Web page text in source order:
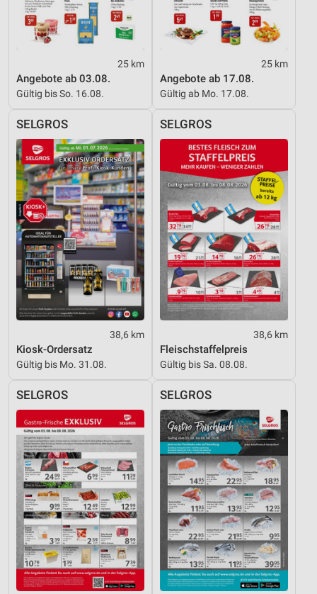
25 km
Angebote ab 03.08.
Gültig bis So. 16.08.
25 km
Angebote ab 17.08.
Gültig ab Mo. 17.08.
SELGROS
38,6 km
Kiosk-Ordersatz
Gültig bis Mo. 31.08.
SELGROS
38,6 km
Fleischstaffelpreis
Gültig bis Sa. 08.08.
SELGROS SELGROS